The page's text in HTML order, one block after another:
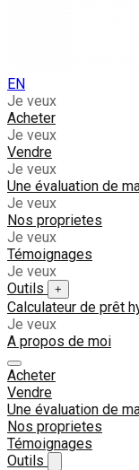
EN
Je veux
Acheter
Je veux
Vendre
Je veux
Une évaluation de
Je veux
Nos proprietes
Je veux
Témoignages
Je veux
Outils
+
Calculateur de prêt
Je veux
A propos de moi
Acheter
Vendre
Une évaluation de
Nos proprietes
Témoignages
Outils